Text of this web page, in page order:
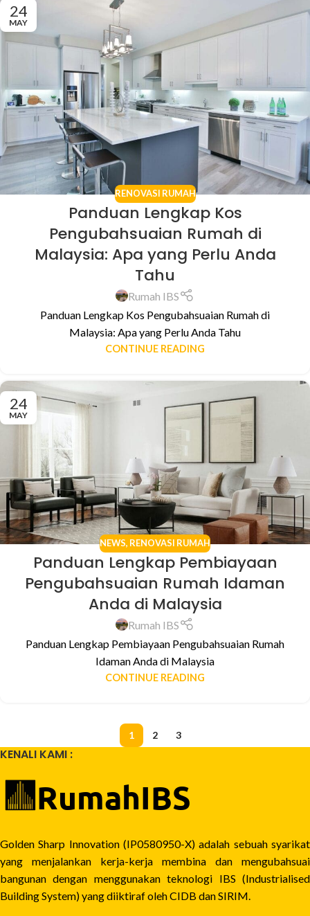
24
MAY
RENOVASI RUMAH
Panduan Lengkap Kos
Pengubahsuaian Rumah di
Malaysia: Apa yang Perlu Anda
Tahu
Rumah IBS
Panduan Lengkap Kos Pengubahsuaian Rumah di
Malaysia: Apa yang Perlu Anda Tahu
CONTINUE READING
24
MAY
NEWS, RENOVASI RUMAH
Panduan Lengkap Pembiayaan
Pengubahsuaian Rumah Idaman
Anda di Malaysia
Rumah IBS
Panduan Lengkap Pembiayaan Pengubahsuaian Rumah
Idaman Anda di Malaysia
CONTINUE READING
1 2 3
KENALI KAMI :
Golden Sharp Innovation (IP0580950-X) adalah sebuah syarikat
yang menjalankan kerja-kerja membina dan mengubahsuai
bangunan dengan menggunakan teknologi IBS (Industrialised
Building System) yang diiktiraf oleh CIDB dan SIRIM.